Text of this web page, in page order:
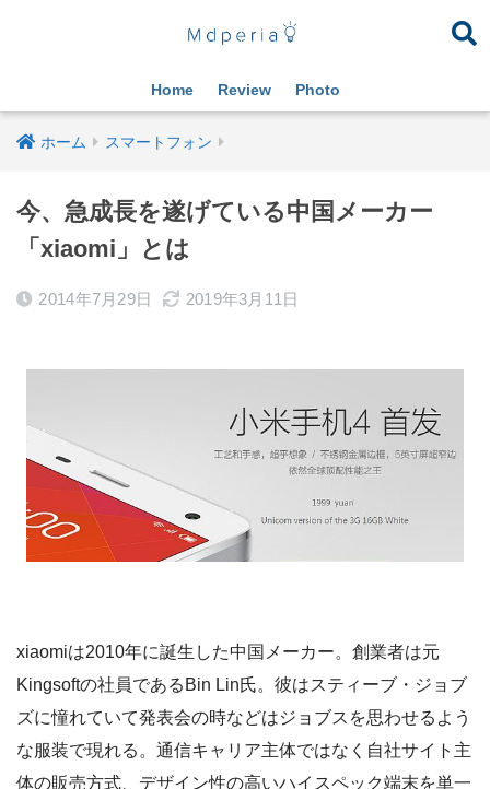
Home Review Photo
ホーム スマートフォン
今、急成長を遂げている中国メーカー
「xiaomi」とは
2014年7月29日 2019年3月11日
xiaomiは2010年に誕生した中国メーカー。創業者は元
Kingsoftの社員であるBin Lin氏。彼はスティーブ・ジョブ
ズに憧れていて発表会の時などはジョブスを思わせるよう
な服装で現れる。通信キャリア主体ではなく自社サイト主
体の販売方式、デザイン性の高いハイスペック端末を単一